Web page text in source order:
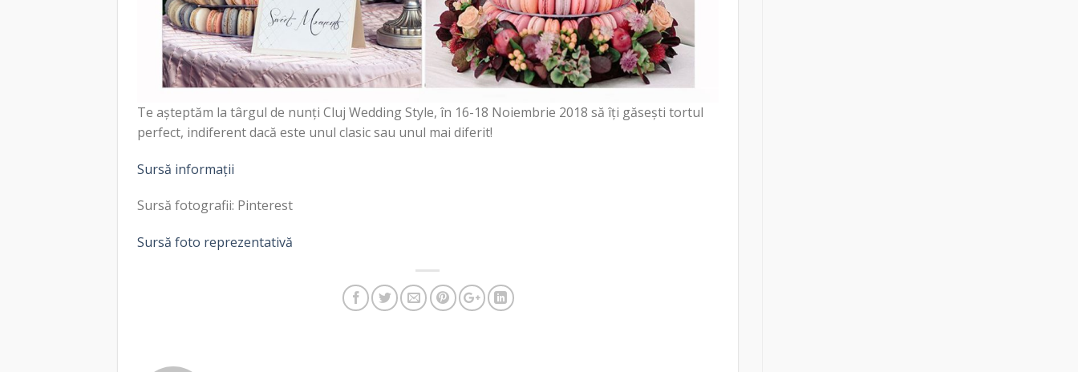
Te așteptăm la târgul de nunți Cluj Wedding Style, în 16-18 Noiembrie 2018 să îți găsești tortul
perfect, indiferent dacă este unul clasic sau unul mai diferit!
Sursă informații
Sursă fotografii: Pinterest
Sursă foto reprezentativă